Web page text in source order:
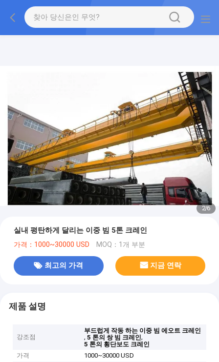
gtag('config', 'G-QWE9HWC3PF', {cookie_flags:
"SameSite=None;Secure"});
2/6
실내 평탄하게 달리는 이중 빔 5톤 크레인
가격：1000~30000 USD MOQ：1개 부분
최고의 가격 지금 연락
제품 설명
강조점
부드럽게 작동 하는 이중 빔 에오트 크레인
,5 톤의 쌍 빔 크레인,
5 톤의 횡단보도 크레인
가격
1000~30000 USD